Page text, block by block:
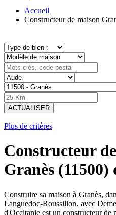
Accueil
Constructeur de maison
ACTUALISER
Plus de critères
Constructeur
Granès
Construire sa maison à Granès,
Languedoc-Roussillon, avec
d'Occitanie est un constructeur de